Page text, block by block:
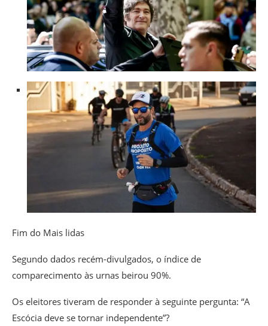
Fim do Mais lidas
Segundo dados recém-divulgados, o índice de
comparecimento às urnas beirou 90%.
Os eleitores tiveram de responder à seguinte pergunta: “A
Escócia deve se tornar independente”?